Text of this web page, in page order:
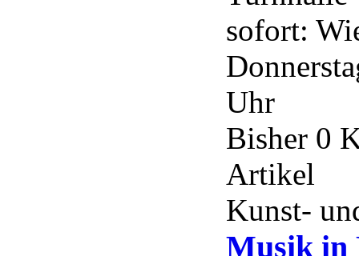
sofort:
Uhr
Bisher 0
Artikel
Kunst-
Musik in